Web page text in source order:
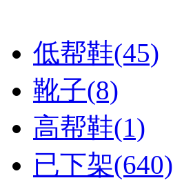
低帮鞋(45)
靴子(8)
高帮鞋(1)
已下架(640)